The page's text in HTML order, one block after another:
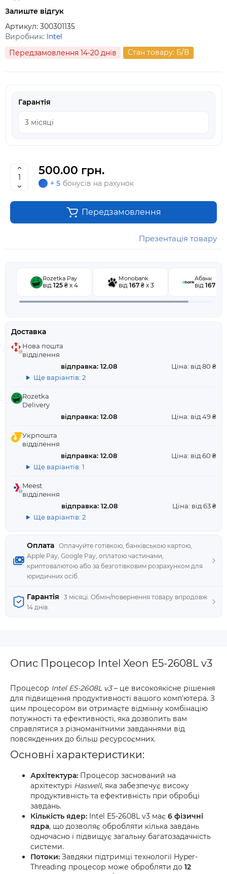
Залиште відгук
Артикул: 300301135
Виробник: Intel
Передзамовлення 14-20 днів
Стан товару: Б/В
Гарантія
500.00 грн.
+ 5 бонусів на рахунок
Передзамовлення
Презентація товару
Оплата Оплачуйте готівкою, банківською картою,
Apple Pay, Google Pay, оплатою частинами,
криптовалютою або за безготівковим розрахунком для
юридичних осіб.
Rozetka Pay
від 125 ₴ x 4
Monobank
від 167 ₴ x 3
Абанк
від 167
Доставка
Нова пошта
відділення
відправка: 12.08
Ціна: від 80 ₴
Ще варіантів: 2
Rozetka
Delivery
відправка: 12.08
Ціна: від 49 ₴
Укрпошта
відділення
відправка: 12.08
Ціна: від 60 ₴
Ще варіантів: 1
Meest
відділення
відправка: 12.08
Ціна: від 63 ₴
Ще варіантів: 2
Гарантія
3 місяці. Обмін/повернення товару впродовж
14 днів.
Опис Процесор Intel Xeon E5-2608L v3
Процесор Intel E5-2608L v3– це високоякісне рішення
для підвищення продуктивності вашого комп'ютера. З
цим процесором ви отримаєте відмінну комбінацію
потужності та ефективності, яка дозволить вам
справлятися з різноманітними завданнями від
повсякденних до більш ресурсоємних.
Основні характеристики:
Архітектура: Процесор заснований на
архітектурі Haswell, яка забезпечує високу
продуктивність та ефективність при обробці
завдань.
Кількість ядер: Intel E5-2608L v3 має 6 фізичні
ядра, що дозволяє обробляти кілька завдань
одночасно і підвищує загальну багатозадачність
системи.
Потоки: Завдяки підтримці технології Hyper-
Threading процесор може обробляти до 12